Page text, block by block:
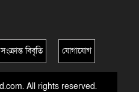
বিবৃতি যোগাযোগ
All rights reserved.